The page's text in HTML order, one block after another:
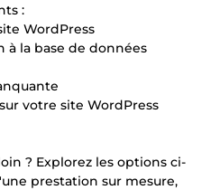
:
WordPress
à la base de données
votre site WordPress
? Explorez les options ci-
prestation sur mesure,